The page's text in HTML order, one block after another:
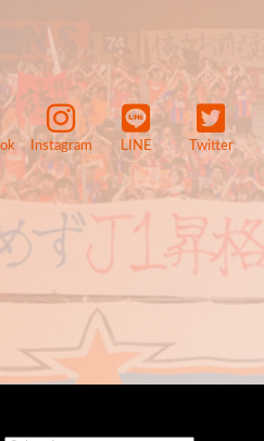
Instagram LINE Twitter